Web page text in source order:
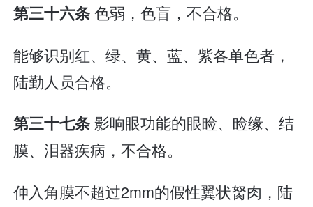
第三十六条色弱，色盲，不合格。
能够识别红、绿、黄、蓝、紫各单色者，
陆勤人员合格。
第三十七条影响眼功能的眼睑、睑缘、结
膜、泪器疾病，不合格。
伸入角膜不超过2mm的假性翼状胬肉，陆